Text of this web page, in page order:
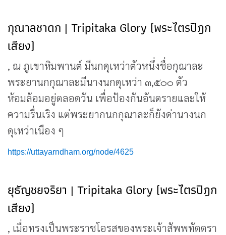
กุณาลชาดก | Tripitaka Glory (พระไตรปิฎก
เสียง)
, ณ ภูเขาหิมพานต์ มีนกดุเหว่าตัวหนึ่งชื่อกุณาละ
พระยานกกุณาละมีนางนกดุเหว่า ๓,๕๐๐ ตัว
ห้อมล้อมอยู่ตลอดวัน เพื่อป้องกันอันตรายและให้
ความรื่นเริง แต่พระยากนกกุณาละก็ยังด่านางนก
ดุเหว่าเนือง ๆ
https://uttayarndham.org/node/4625
ยุธัญชยจริยา | Tripitaka Glory (พระไตรปิฎก
เสียง)
, เมื่อทรงเป็นพระราชโอรสของพระเจ้าสัพพทัตตรา